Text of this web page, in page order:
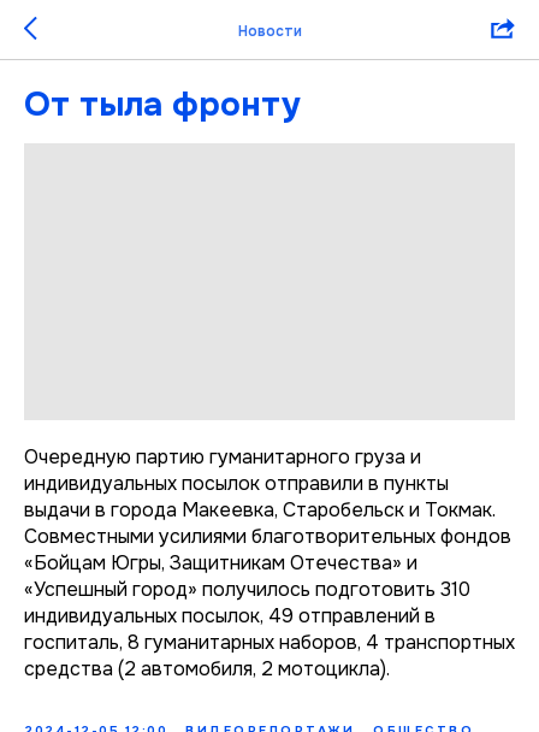
Новости
От тыла фронту
Очередную партию гуманитарного груза и
индивидуальных посылок отправили в пункты
выдачи в города Макеевка, Старобельск и Токмак.
Совместными усилиями благотворительных фондов
«Бойцам Югры, Защитникам Отечества» и
«Успешный город» получилось подготовить 310
индивидуальных посылок, 49 отправлений в
госпиталь, 8 гуманитарных наборов, 4 транспортных
средства (2 автомобиля, 2 мотоцикла).